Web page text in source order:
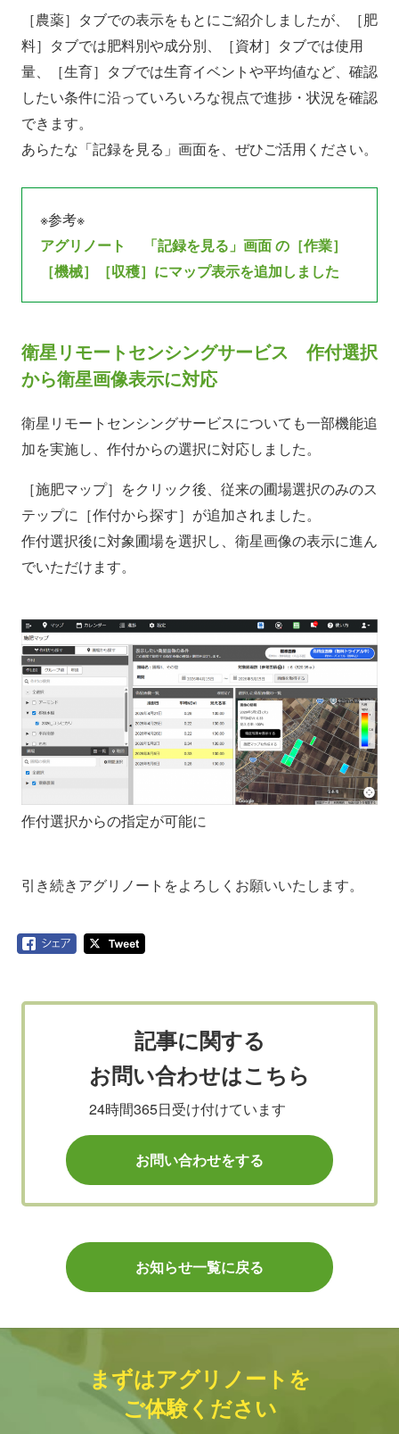
［農薬］タブでの表示をもとにご紹介しましたが、［肥
料］タブでは肥料別や成分別、［資材］タブでは使用
量、［生育］タブでは生育イベントや平均値など、確認
したい条件に沿っていろいろな視点で進捗・状況を確認
できます。
あらたな「記録を見る」画面を、ぜひご活用ください。
※参考※
アグリノート 「記録を見る」画面 の［作業］
［機械］［収穫］にマップ表示を追加しました
衛星リモートセンシングサービス 作付選択
から衛星画像表示に対応
衛星リモートセンシングサービスについても一部機能追
加を実施し、作付からの選択に対応しました。
［施肥マップ］をクリック後、従来の圃場選択のみのス
テップに［作付から探す］が追加されました。
作付選択後に対象圃場を選択し、衛星画像の表示に進ん
でいただけます。
作付選択からの指定が可能に
引き続きアグリノートをよろしくお願いいたします。
記事に関する
お問い合わせはこちら
24時間365日受け付けています
お問い合わせをする
お知らせ一覧に戻る
まずはアグリノートを
ご体験ください